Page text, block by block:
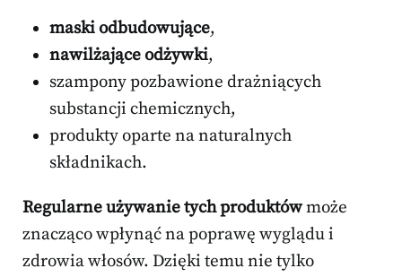
maski odbudowujące,
nawilżające odżywki,
szampony pozbawione drażniących
substancji chemicznych,
produkty oparte na naturalnych
składnikach.
Regularne używanie tych produktówmoże
znacząco wpłynąć na poprawę wyglądu i
zdrowia włosów. Dzięki temu nie tylko